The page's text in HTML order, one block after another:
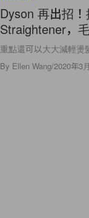
Dyson 再出招
Straightener，
重點還可以大大減輕燙
By Ellen Wang/2020年3